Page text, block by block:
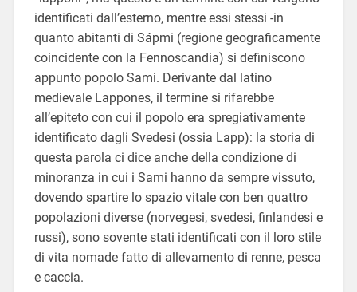
identificati dall’esterno, mentre essi stessi -in
quanto abitanti di Sápmi (regione geograficamente
coincidente con la Fennoscandia) si definiscono
appunto popolo Sami. Derivante dal latino
medievale Lappones, il termine si rifarebbe
all’epiteto con cui il popolo era spregiativamente
identificato dagli Svedesi (ossia Lapp): la storia di
questa parola ci dice anche della condizione di
minoranza in cui i Sami hanno da sempre vissuto,
dovendo spartire lo spazio vitale con ben quattro
popolazioni diverse (norvegesi, svedesi, finlandesi e
russi), sono sovente stati identificati con il loro stile
di vita nomade fatto di allevamento di renne, pesca
e caccia.